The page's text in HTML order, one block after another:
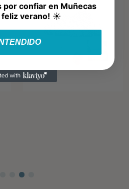
por confiar en Muñecas
feliz verano! ☀️